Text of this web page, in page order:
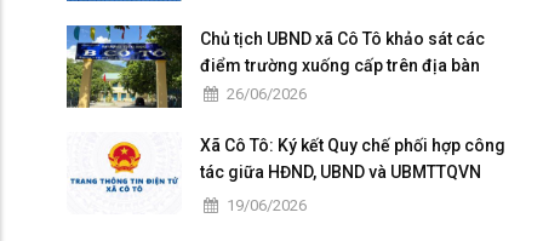
Chủ tịch UBND xã Cô Tô khảo sát các
điểm trường xuống cấp trên địa bàn
26/06/2026
Xã Cô Tô: Ký kết Quy chế phối hợp công
tác giữa HĐND, UBND và UBMTTQVN
nhiệm kỳ 2026 – 2031
19/06/2026